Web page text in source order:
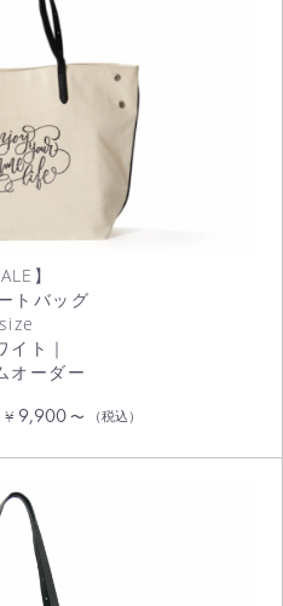
】
トバッグ
イト｜
オーダー
¥ 9,900 〜 （税込）